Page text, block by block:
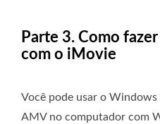
Parte 3. Como
com o iMovie
Você pode usar o
AMV no computador com